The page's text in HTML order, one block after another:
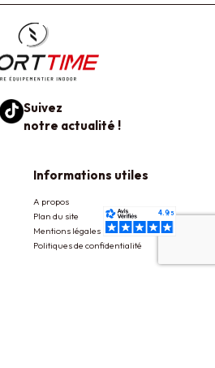
Suivez
notre actualité !
Informations utiles
A propos
Plan du site
Mentions légales
Politiques de confidentialité